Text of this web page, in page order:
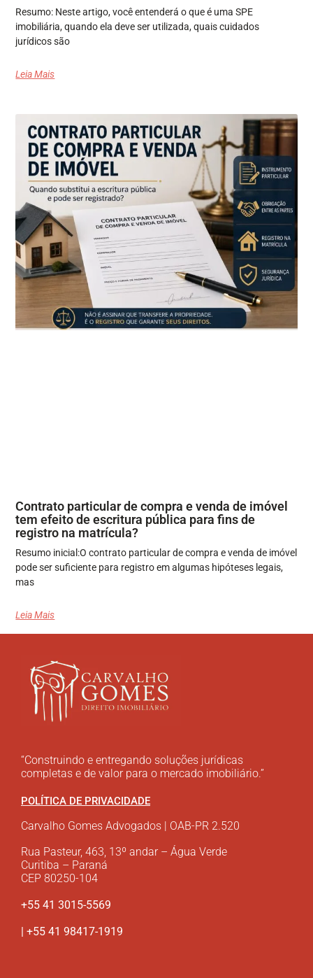
Resumo: Neste artigo, você entenderá o que é uma SPE
imobiliária, quando ela deve ser utilizada, quais cuidados
jurídicos são
Leia Mais
Contrato particular de compra e venda de imóvel
tem efeito de escritura pública para fins de
registro na matrícula?
Resumo inicial:O contrato particular de compra e venda de imóvel
pode ser suficiente para registro em algumas hipóteses legais,
mas
Leia Mais
“Construindo e entregando soluções jurídicas
completas e de valor para o mercado imobiliário.”
POLÍTICA DE PRIVACIDADE
Carvalho Gomes Advogados | OAB-PR 2.520
Rua Pasteur, 463, 13º andar – Água Verde
Curitiba – Paraná
CEP 80250-104
+55 41 3015-5569
| +55 41 98417-1919